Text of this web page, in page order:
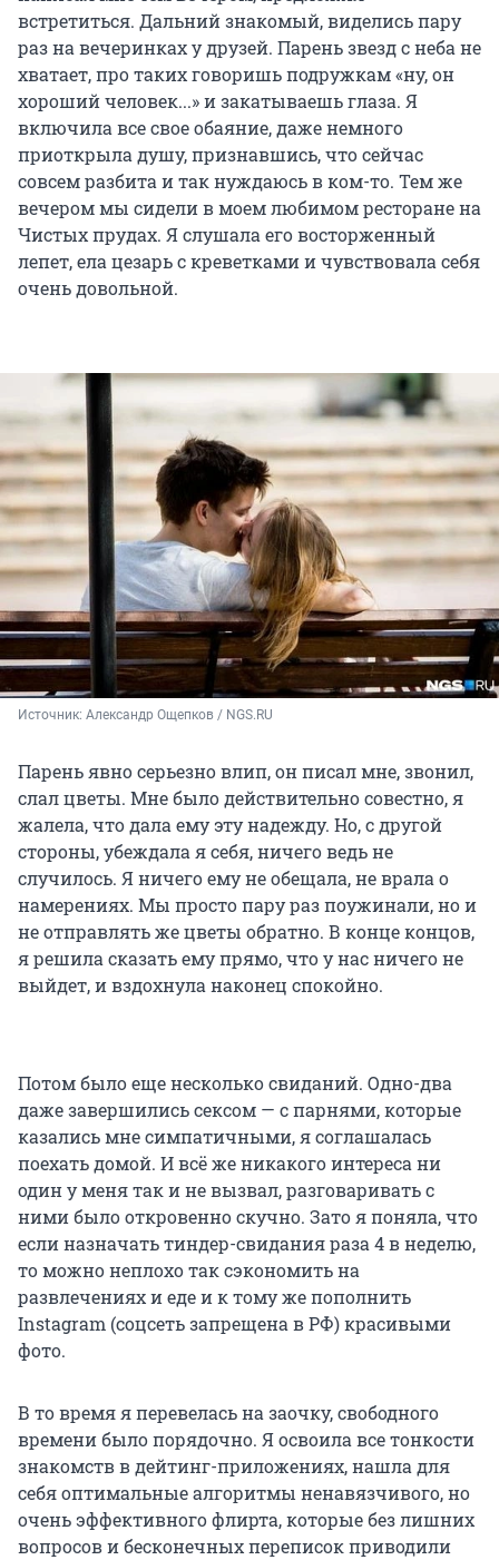
встретиться. Дальний знакомый, виделись пару
раз на вечеринках у друзей. Парень звезд с неба не
хватает, про таких говоришь подружкам «ну, он
хороший человек...» и закатываешь глаза. Я
включила все свое обаяние, даже немного
приоткрыла душу, признавшись, что сейчас
совсем разбита и так нуждаюсь в ком-то. Тем же
вечером мы сидели в моем любимом ресторане на
Чистых прудах. Я слушала его восторженный
лепет, ела цезарь с креветками и чувствовала себя
очень довольной.
Источник: Александр Ощепков / NGS.RU
Парень явно серьезно влип, он писал мне, звонил,
слал цветы. Мне было действительно совестно, я
жалела, что дала ему эту надежду. Но, с другой
стороны, убеждала я себя, ничего ведь не
случилось. Я ничего ему не обещала, не врала о
намерениях. Мы просто пару раз поужинали, но и
не отправлять же цветы обратно. В конце концов,
я решила сказать ему прямо, что у нас ничего не
выйдет, и вздохнула наконец спокойно.
Потом было еще несколько свиданий. Одно-два
даже завершились сексом — с парнями, которые
казались мне симпатичными, я соглашалась
поехать домой. И всё же никакого интереса ни
один у меня так и не вызвал, разговаривать с
ними было откровенно скучно. Зато я поняла, что
если назначать тиндер-свидания раза 4 в неделю,
то можно неплохо так сэкономить на
развлечениях и еде и к тому же пополнить
Instagram (соцсеть запрещена в РФ) красивыми
фото.
В то время я перевелась на заочку, свободного
времени было порядочно. Я освоила все тонкости
знакомств в дейтинг-приложениях, нашла для
себя оптимальные алгоритмы ненавязчивого, но
очень эффективного флирта, которые без лишних
вопросов и бесконечных переписок приводили